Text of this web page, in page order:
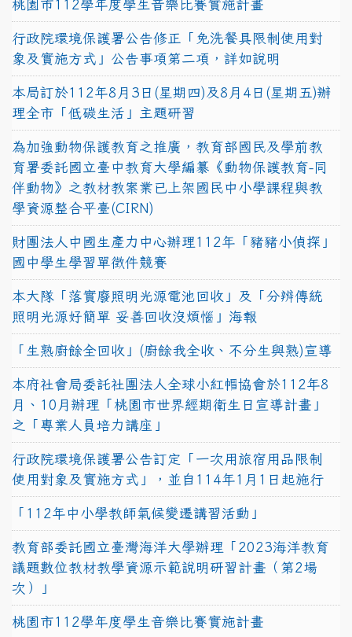
桃園市112學年度學生音樂比賽實施計畫
行政院環境保護署公告修正「免洗餐具限制使用對
象及實施方式」公告事項第二項，詳如說明
本局訂於112年8月3日(星期四)及8月4日(星期五)辦
理全市「低碳生活」主題研習
為加強動物保護教育之推廣，教育部國民及學前教
育署委託國立臺中教育大學編纂《動物保護教育-同
伴動物》之教材教案業已上架國民中小學課程與教
學資源整合平臺(CIRN)
財團法人中國生產力中心辦理112年「豬豬小偵探」
國中學生學習單徵件競賽
本大隊「落實廢照明光源電池回收」及「分辨傳統
照明光源好簡單 妥善回收沒煩惱」海報
「生熟廚餘全回收」(廚餘我全收、不分生與熟)宣導
本府社會局委託社團法人全球小紅帽協會於112年8
月、10月辦理「桃園市世界經期衛生日宣導計畫」
之「專業人員培力講座」
行政院環境保護署公告訂定「一次用旅宿用品限制
使用對象及實施方式」，並自114年1月1日起施行
「112年中小學教師氣候變遷講習活動」
教育部委託國立臺灣海洋大學辦理「2023海洋教育
議題數位教材教學資源示範說明研習計畫（第2場
次）」
桃園市112學年度學生音樂比賽實施計畫